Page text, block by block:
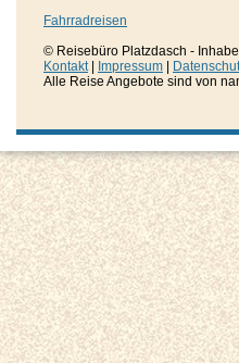
Fahrradreisen
© Reisebüro Platzdasch -
Kontakt| Impressum
Alle Reise Angebote sind von